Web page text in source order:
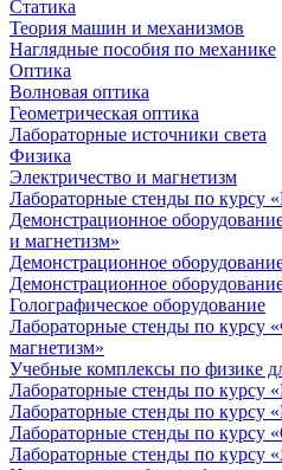
Статика
Теория машин и механизмов
Наглядные пособия по механике
Оптика
Волновая оптика
Геометрическая оптика
Лабораторные источники света
Физика
Электричество и магнетизм
Лабораторные стенды по курсу
Демонстрационное
и магнетизм»
Демонстрационное
Демонстрационное
Голографическое оборудование
Лабораторные стенды по курсу
магнетизм»
Учебные комплексы по физике
Лабораторные стенды по курсу
Лабораторные стенды по курсу
Лабораторные стенды по курсу
Лабораторные стенды по курсу